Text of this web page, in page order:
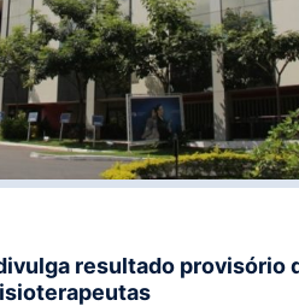
resultado provisório